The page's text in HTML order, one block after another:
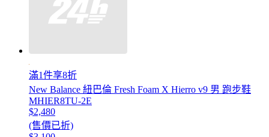
滿1件享8折
New Balance 紐巴倫 Fresh Foam X Hierro v9 男 跑步鞋
MHIER8TU-2E
$2,480
(售價已折)